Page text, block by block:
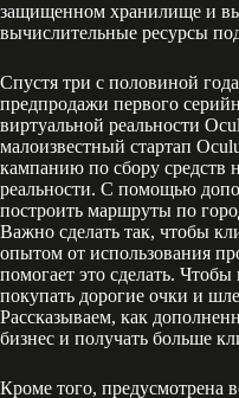
защищенном хранилище и
вычислительные ресурсы
Спустя три с половиной
предпродажи первого
виртуальной реальности
малоизвестный стартап
кампанию по сбору средств
реальности. С помощью
построить маршруты по
Важно сделать так, чтобы
опытом от использования
помогает это сделать.
покупать дорогие очки и
Рассказываем, как
бизнес и получать больше
Кроме того, предусмотрена